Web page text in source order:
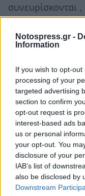
Notospress.gr -
Information
If you wish to opt-
processing of your
targeted advertising
section to confirm
opt-out request is
interest-based ads
us or personal
your opt-out. You
disclosure of your
IAB’s list of
also be disclosed by
Downstream
συνευρίσκονται
πολιτιστικές
συζητήσεις και
παρουσιάσεις
εκθέσεις
Ένας χώρος για
όπου όλοι οι
δίκτυα – ομάδες
οικονομίας , ή
φροντίδας σε
πρόσβαση σ’
δωρεάν
μπορούν να
στους χώρους